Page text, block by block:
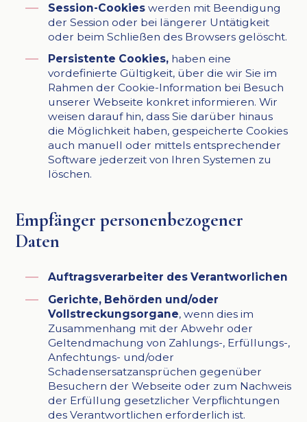
Session-Cookies werden mit Beendigung
der Session oder bei längerer Untätigkeit
oder beim Schließen des Browsers gelöscht.
Persistente Cookies, haben eine
vordefinierte Gültigkeit, über die wir Sie im
Rahmen der Cookie-Information bei Besuch
unserer Webseite konkret informieren. Wir
weisen darauf hin, dass Sie darüber hinaus
die Möglichkeit haben, gespeicherte Cookies
auch manuell oder mittels entsprechender
Software jederzeit von Ihren Systemen zu
löschen.
Empfänger personenbezogener
Daten
Auftragsverarbeiter des Verantworlichen
Gerichte, Behörden und/oder
Vollstreckungsorgane, wenn dies im
Zusammenhang mit der Abwehr oder
Geltendmachung von Zahlungs-, Erfüllungs-,
Anfechtungs- und/oder
Schadensersatzansprüchen gegenüber
Besuchern der Webseite oder zum Nachweis
der Erfüllung gesetzlicher Verpflichtungen
des Verantwortlichen erforderlich ist.